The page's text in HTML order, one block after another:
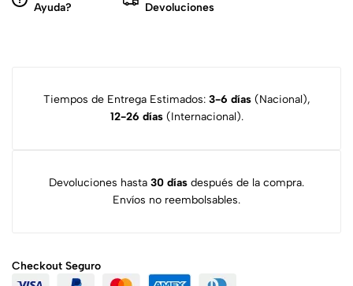
Ayuda?
Devoluciones
Tiempos de Entrega Estimados: 3-6 días(Nacional),
12-26 días(Internacional).
Devoluciones hasta 30 días después de la compra.
Envíos no reembolsables.
Checkout Seguro